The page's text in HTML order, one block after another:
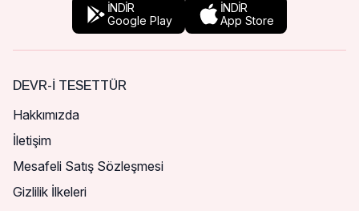
İNDİR
Google Play
İNDİR
App Store
DEVR-I TESETTÜR
Hakkımızda
İletişim
Mesafeli Satış Sözleşmesi
Gizlilik İlkeleri